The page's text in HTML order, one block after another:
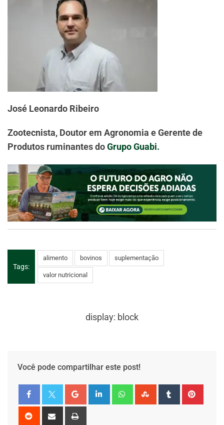
José Leonardo Ribeiro
Zootecnista, Doutor em Agronomia e Gerente de
Produtos ruminantes doGrupo Guabi.
Tags:
alimento bovinos suplementação
valor nutricional
display: block
Você pode compartilhar este post!